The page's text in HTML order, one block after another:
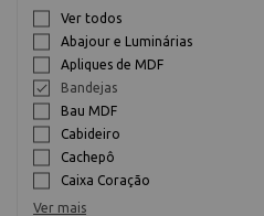
Ver todos
Abajour e Luminárias
Apliques de MDF
Bandejas
Bau MDF
Cabideiro
Cachepô
Caixa Coração
Ver mais